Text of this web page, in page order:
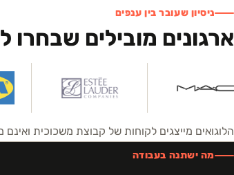
ניסיון שעובר בין ענפים
ארגונים מובילים
הלוגואים מייצגים לקוחות של קבוצת משכוכית
מה ישתנה בעבודה